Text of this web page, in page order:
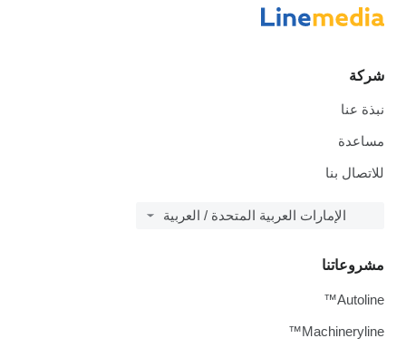
شركة
نبذة عنا
مساعدة
للاتصال بنا
الإمارات العربية المتحدة / العربية
مشروعاتنا
Autoline™
Machineryline™